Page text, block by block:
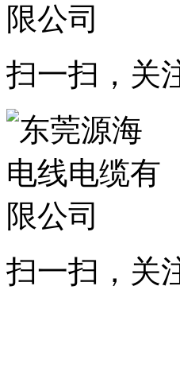
扫一扫，关
扫一扫，关